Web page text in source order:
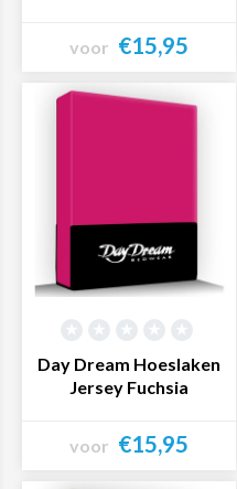
voor €15,95
Bekijk product
Day Dream Hoeslaken
Jersey Fuchsia
voor €15,95